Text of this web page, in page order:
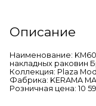
Описание
Наименование:
накладных раковин
Коллекция: Plaza
Фабрика: KERAMA
Розничная цена: 10